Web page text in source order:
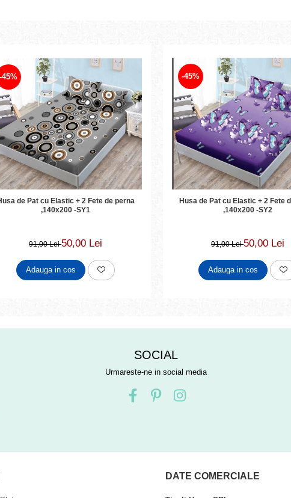
-45%
de Pat cu Elastic + 2 Fete de perna
,140x200 -SY1
91,00 Lei50,00 Lei
Adauga in cos
-45%
Husa de Pat cu Elastic + 2 Fete de perna
,140x200 -SY2
91,00 Lei50,00 Lei
Adauga in cos
SOCIAL
Urmareste-ne in social media
DATE COMERCIALE